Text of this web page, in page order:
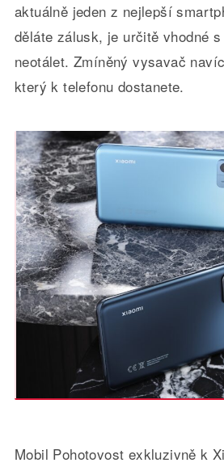
aktuálně jeden z nejlepší
děláte zálusk, je určitě vhodné
neotálet. Zmíněný vysavač
který k telefonu dostanete.
Mobil Pohotovost exkluzivně k